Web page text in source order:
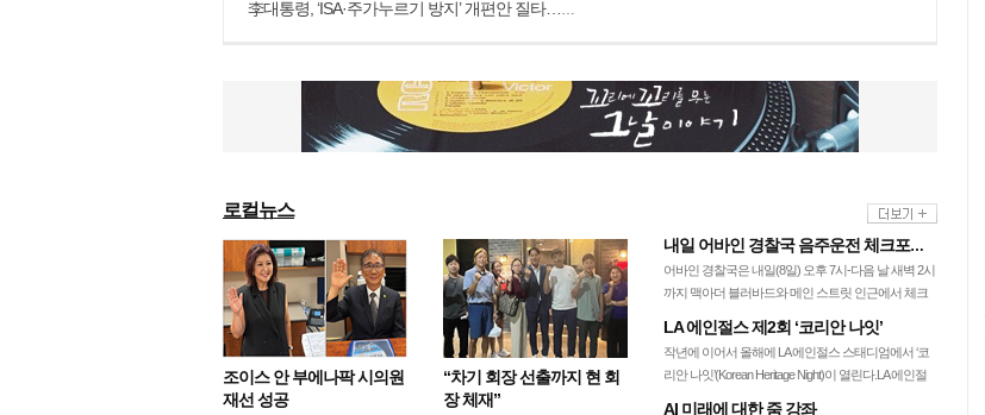
李대통령, ‘ISA·주가누르기 방지’ 개편안 질타…”전면 재검토”
로컬뉴스
more
조이스 안 부에나팍 시의원
재선 성공
“차기 회장 선출까지 현 회
장 체재”
내일 어바인 경찰국 음주운전 체크포인트
어바인 경찰국은 내일(8일) 오후 7시-다음 날 새벽 2시
까지 맥아더 블러바드와 메인 스트릿 인근에서 체크
LA 에인절스 제2회 ‘코리안 나잇’
작년에 이어서 올해에 LA 에인절스 스태디엄에서 ‘코
리안 나잇’(Korean Heritage Night)이 열린다.LA 에인절
AI 미래에 대한 줌 강좌